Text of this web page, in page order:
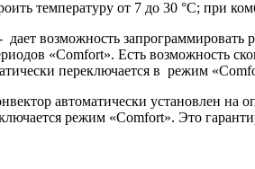
температуру от 7 до 30 °С; при
запрограммировать
«Сomfort». Есть возможность
переключается в режим
автоматически установлен на
режим «Comfort». Это